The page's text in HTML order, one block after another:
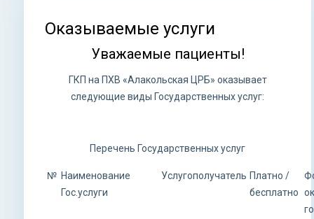
Вы здесь
Оказываемые услуги
Уважаемые пациенты!
ГКП на ПХВ «Алакольская ЦРБ» оказывает
следующие виды Государственных услуг:
Перечень Государственных услуг
№ Наименование
Гос.услуги
Услугополучатель Платно /
бесплатно